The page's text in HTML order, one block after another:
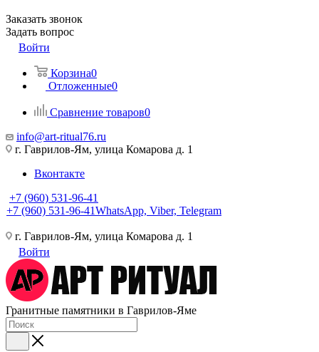
Заказать звонок
Задать вопрос
Войти
Корзина0
Отложенные0
Сравнение товаров0
info@art-ritual76.ru
г. Гаврилов-Ям, улица Комарова д. 1
Вконтакте
+7 (960) 531-96-41
+7 (960) 531-96-41WhatsApp, Viber, Telegram
г. Гаврилов-Ям, улица Комарова д. 1
Войти
Гранитные памятники в Гаврилов-Яме